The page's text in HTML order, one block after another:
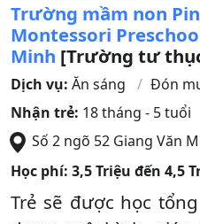
Trường mầm non
Montessori
Minh [Trường tư
Dịch vụ: Ăn sáng Đón
Nhận trẻ: 18 tháng - 5 tuổi
Số 2 ngõ 52 Giang Văn
Học phí: 3,5 Triệu đến 4,5
Trẻ sẽ được học